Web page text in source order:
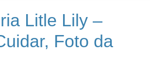
Litle Lily –
Foto da